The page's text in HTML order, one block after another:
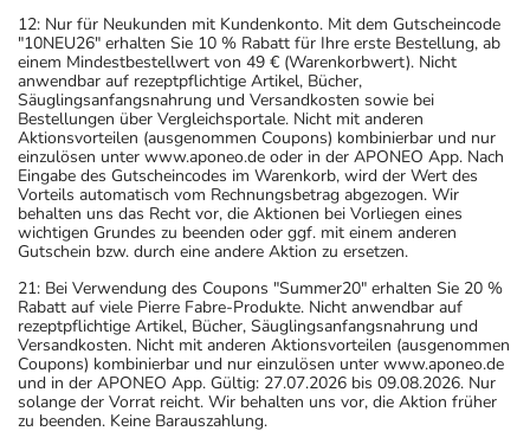
Angaben der Packungsbeilage abweichen. Da der Arzt sie
individuell abstimmt, sollten Sie das Arzneimittel daher
nach seinen Anweisungen anwenden.
Aufbewahrung
Aufbewahrung
Das Arzneimittel muss vor Hitze geschützt aufbewahrt
Wichtige Hinweise
Was sollten Sie beachten?
- Vorsicht: Das Reaktionsvermögen kann auch bei
bestimmungsgemäßem Gebrauch beeinträchtigt sein.
Achten Sie vor allem darauf, wenn Sie am Straßenverkehr
12: Nur für Neukunden mit Kundenkonto. Mit dem Gutscheincode
"10NEU26" erhalten Sie 10 % Rabatt für Ihre erste Bestellung, ab
einem Mindestbestellwert von 49 € (Warenkorbwert). Nicht
anwendbar auf rezeptpflichtige Artikel, Bücher,
Säuglingsanfangsnahrung und Versandkosten sowie bei
Bestellungen über Vergleichsportale. Nicht mit anderen
Aktionsvorteilen (ausgenommen Coupons) kombinierbar und nur
einzulösen unter www.aponeo.de oder in der APONEO App. Nach
Eingabe des Gutscheincodes im Warenkorb, wird der Wert des
Vorteils automatisch vom Rechnungsbetrag abgezogen. Wir
behalten uns das Recht vor, die Aktionen bei Vorliegen eines
wichtigen Grundes zu beenden oder ggf. mit einem anderen
Gutschein bzw. durch eine andere Aktion zu ersetzen.
21: Bei Verwendung des Coupons "Summer20" erhalten Sie 20 %
Rabatt auf viele Pierre Fabre-Produkte. Nicht anwendbar auf
rezeptpflichtige Artikel, Bücher, Säuglingsanfangsnahrung und
Versandkosten. Nicht mit anderen Aktionsvorteilen (ausgenommen
Coupons) kombinierbar und nur einzulösen unter www.aponeo.de
und in der APONEO App. Gültig: 27.07.2026 bis 09.08.2026. Nur
solange der Vorrat reicht. Wir behalten uns vor, die Aktion früher
zu beenden. Keine Barauszahlung.